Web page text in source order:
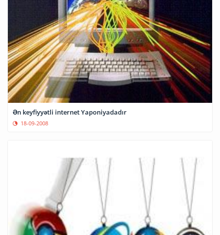
Ən keyfiyyətli internet Yaponiyadadır
18-09-2008